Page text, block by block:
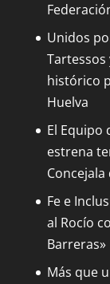
Unidos
histórico
Huelva
El Equipo
estrena
Fe e
al Rocío
Barreras»
Más que